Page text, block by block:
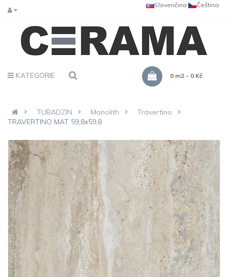
Čeština
Slovenčina
KATEGORIE 0 m2 - 0 Kč
TUBADZIN Monolith
Travertino
TRAVERTINO MAT 59,8x59,8